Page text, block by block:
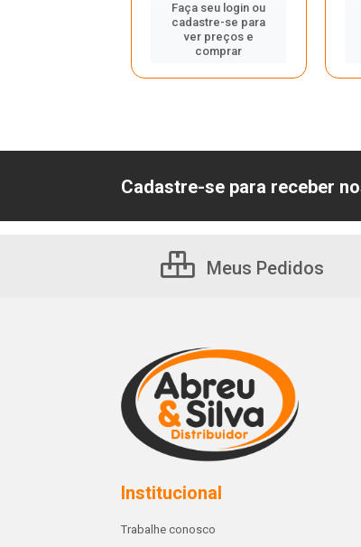
Faça seu login ou
cadastre-se para
ver preços e
comprar
Cadastre-se para receber
Meus Pedidos
Institucional
Trabalhe conosco